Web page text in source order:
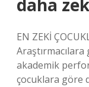
daha
EN ZEKİ
akademik
çocuklara göre